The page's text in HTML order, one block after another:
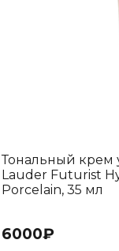
Тональный
Lauder Futurist
Porcelain, 35 мл
6000₽